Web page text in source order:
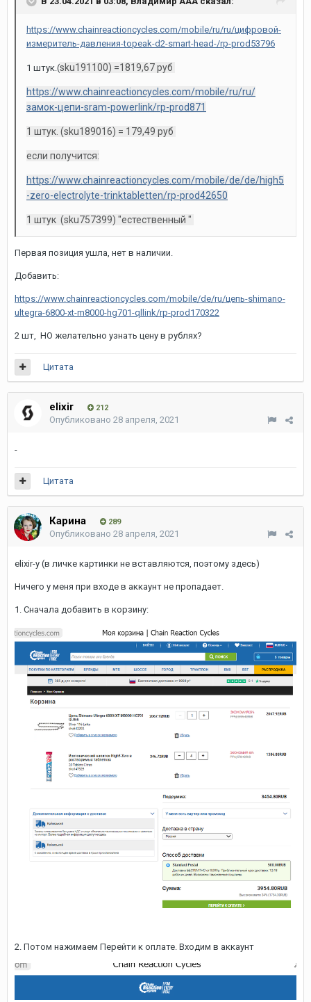
https://www.chainreactioncycles.com/mobile/ru/ru/цифровой-
измеритель-давления-topeak-d2-smart-head-/rp-prod53796
1 штук.(sku191100) =1819,67 руб
https://www.chainreactioncycles.com/mobile/ru/ru/
замок-цепи-sram-powerlink/rp-prod871
1 штук. (sku189016) = 179,49 руб
если получится:
https://www.chainreactioncycles.com/mobile/de/de/high5
-zero-electrolyte-trinktabletten/rp-prod42650
1 штук (sku757399) "естественный "
Первая позиция ушла, нет в наличии.
Добавить:
https://www.chainreactioncycles.com/mobile/de/ru/цепь-shimano-
ultegra-6800-xt-m8000-hg701-qllink/rp-prod170322
2 шт, НО желательно узнать цену в рублях?
Цитата
elixir 212
Опубликовано 28 апреля, 2021
-
Цитата
Карина 289
Опубликовано 28 апреля, 2021
elixir-у (в личке картинки не вставляются, поэтому здесь)
Ничего у меня при входе в аккаунт не пропадает.
1. Сначала добавить в корзину:
2. Потом нажимаем Перейти к оплате. Входим в аккаунт